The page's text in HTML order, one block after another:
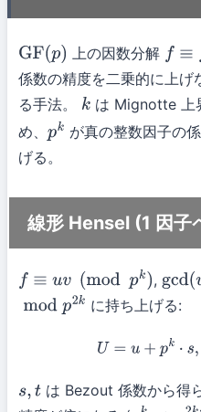
GF(p) 上の因数分解 f≡ f1f
係数の精度を二乗的に上げ
る手法。 k は Mignotte 上
め、 pk が真の整数因子の
げる。
線形 Hensel (1 因子
f≡ uv (modpk) , gcd(
modp 2k に持ち上げる:
U =u+ p k⋅
s,t
は Bezout 係数から得